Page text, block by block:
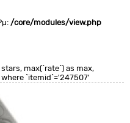
/core/modules/view.php
max(`rate`) as max,
`itemid`='247507'